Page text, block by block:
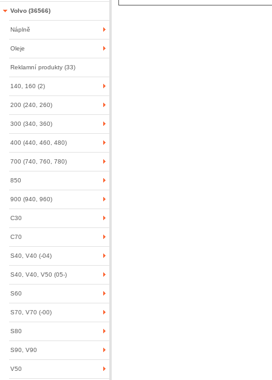
Volvo (36566)
Náplně
Oleje
Reklamní produkty (33)
140, 160 (2)
200 (240, 260)
300 (340, 360)
400 (440, 460, 480)
700 (740, 760, 780)
850
900 (940, 960)
C30
C70
S40, V40 (-04)
S40, V40, V50 (05-)
S60
S70, V70 (-00)
S80
S90, V90
V50